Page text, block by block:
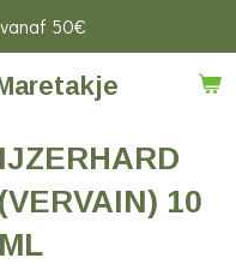
50€
IJZERHARD
(VERVAIN) 10
ML